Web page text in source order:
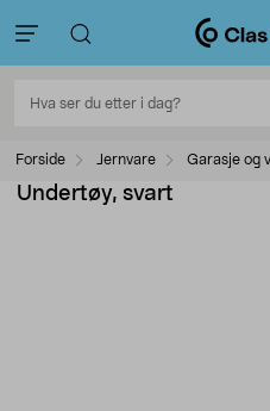
Forside Jernvare Garasje og
Undertøy, svart